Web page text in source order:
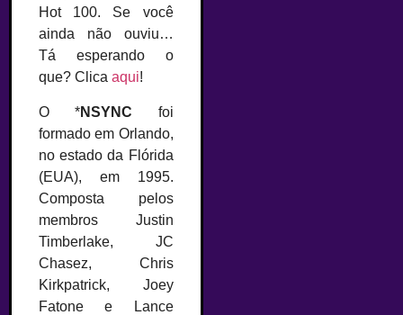
Hot 100. Se você
ainda não ouviu…
Tá esperando o
que? Clica aqui!
O *NSYNC foi
formado em Orlando,
no estado da Flórida
(EUA), em 1995.
Composta pelos
membros Justin
Timberlake, JC
Chasez, Chris
Kirkpatrick, Joey
Fatone e Lance